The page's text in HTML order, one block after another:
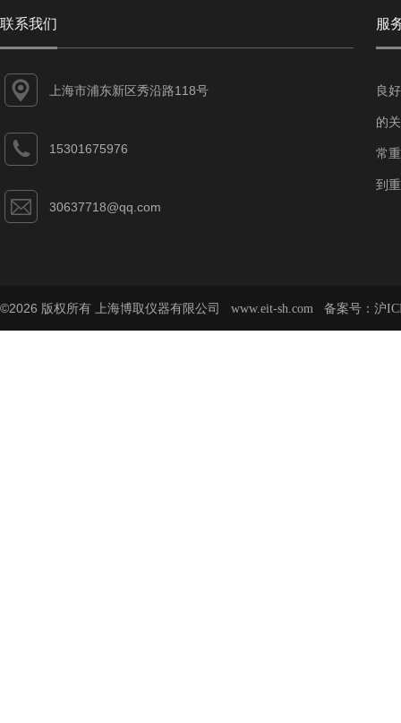
联系我们
上海市浦东新区秀沿路118号
15301675976
30637718@qq.com
服
良
的
常
到
©2026 版权所有 上海博取仪器有限公司 www.eit-sh.com 备案号： 沪